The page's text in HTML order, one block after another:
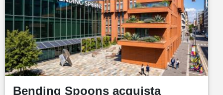
Bending Spoons acquista